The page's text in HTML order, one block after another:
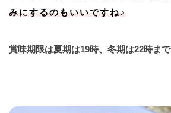
みにするのもいいですね♪
賞味期限は夏期は19時、冬期は22時まで